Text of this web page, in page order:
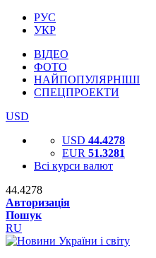
РУС
УКР
ВІДЕО
ФОТО
НАЙПОПУЛЯРНІШІ
СПЕЦПРОЕКТИ
USD
USD 44.4278
EUR 51.3281
Всі курси валют
44.4278
Авторизація
Пошук
RU